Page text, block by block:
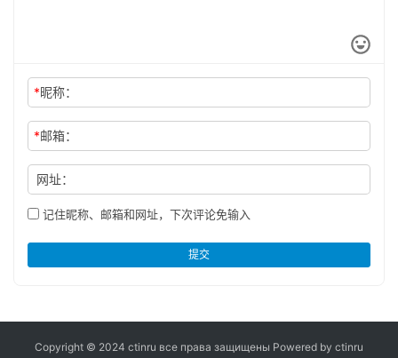
*昵称：
*邮箱：
网址：
记住昵称、邮箱和网址，下次评论免输入
提交
Copyright © 2024 ctinru все права защищены Powered by ctinru